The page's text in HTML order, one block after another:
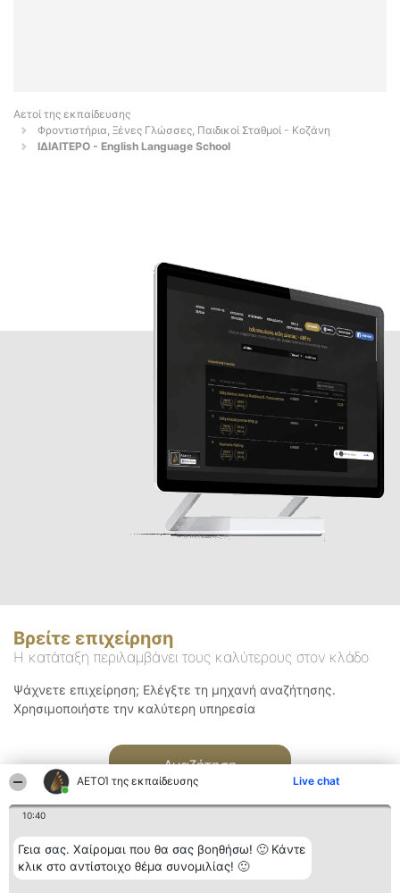
ΑΕΤΟΊ της εκπαίδευσης Live chat
10:40
Γεια σας. Χαίρομαι που θα σας βοηθήσω! 🙂 Κάντε
κλικ στο αντίστοιχο θέμα συνομιλίας! 🙂
Αετοί της εκπαίδευσης
Φροντιστήρια, Ξένες Γλώσσες, Παιδικοί Σταθμοί - Κοζάνη
ΙΔΙΑΙΤΕΡΟ - English Language School
Βρείτε επιχείρηση
Η κατάταξη περιλαμβάνει τους καλύτερους στον κλάδο
Ψάχνετε επιχείρηση; Ελέγξτε τη μηχανή αναζήτησης.
Χρησιμοποιήστε την καλύτερη υπηρεσία
Αναζήτηση